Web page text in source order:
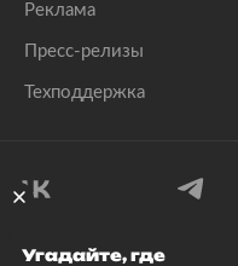
Реклама
Пресс-релизы
Техподдержка
Угадайте, где